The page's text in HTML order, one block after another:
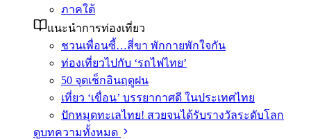
ภาคใต้
แนะนำการท่องเที่ยว
ชวนเพื่อนซี้…สี่ขา พักกายพักใจกัน
ท่องเที่ยวไปกับ ‘รถไฟไทย’
50 จุดเช็กอินฤดูฝน
เที่ยว ‘เขื่อน’ บรรยากาศดี ในประเทศไทย
ปักหมุดทะเลไทย! สวยจนได้รับรางวัลระดับโลก
ดูบทความทั้งหมด